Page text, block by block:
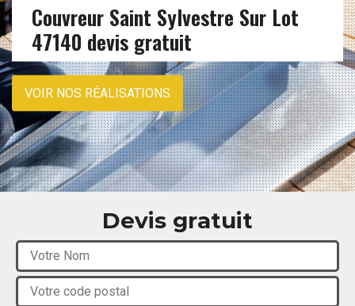
Couvreur Saint Sylvestre Sur Lot
47140 devis gratuit
VOIR NOS RÉALISATIONS
Devis gratuit